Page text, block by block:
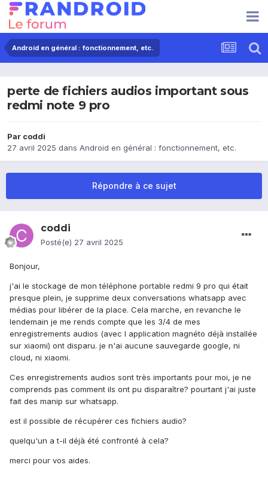
Android en général : fonctionnement, etc.
perte de fichiers audios important sous
redmi note 9 pro
Par coddi
27 avril 2025 dans Android en général : fonctionnement, etc.
Répondre à ce sujet
coddi
Posté(e) 27 avril 2025
Bonjour,
j'ai le stockage de mon téléphone portable redmi 9 pro qui était
presque plein, je supprime deux conversations whatsapp avec
médias pour libérer de la place. Cela marche, en revanche le
lendemain je me rends compte que les 3/4 de mes
enregistrements audios (avec l application magnéto déjà installée
sur xiaomi) ont disparu. je n'ai aucune sauvegarde google, ni
cloud, ni xiaomi.
Ces enregistrements audios sont très importants pour moi, je ne
comprends pas comment ils ont pu disparaître? pourtant j'ai juste
fait des manip sur whatsapp.
est il possible de récupérer ces fichiers audio?
quelqu'un a t-il déjà été confronté à cela?
merci pour vos aides.